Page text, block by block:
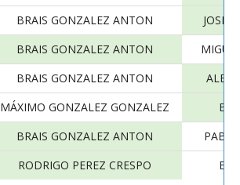
BRAIS GONZALEZ ANTON
JOSE
BRAIS GONZALEZ ANTON
BRAIS GONZALEZ ANTON
MÁXIMO GONZALEZ GONZALEZ
BRAIS GONZALEZ ANTON
RODRIGO PEREZ CRESPO